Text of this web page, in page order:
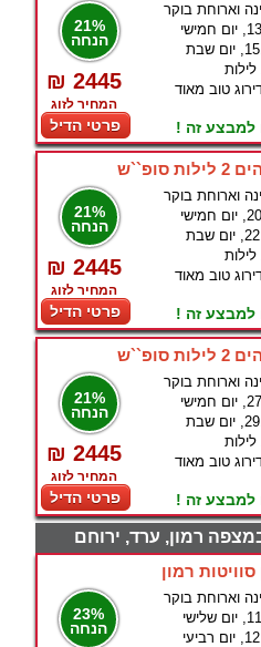
21%
הנחה
₪ 2445
המחיר לזוג
פרטי הדיל
וארוחת בוקר
טוב מאוד
למבצע זה !
21%
הנחה
₪ 2445
המחיר לזוג
פרטי הדיל
וארוחת בוקר
טוב מאוד
למבצע זה !
21%
הנחה
₪ 2445
המחיר לזוג
פרטי הדיל
וארוחת בוקר
טוב מאוד
למבצע זה !
רמון, ערד, ירוחם
רמון
23%
הנחה
וארוחת בוקר